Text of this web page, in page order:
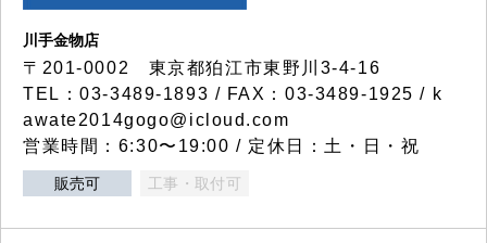
川手金物店
〒201-0002 東京都狛江市東野川3-4-16
TEL：03-3489-1893 / FAX：03-3489-1925 / k
awate2014gogo@icloud.com
営業時間：6:30〜19:00 / 定休日：土・日・祝
販売可 工事・取付可